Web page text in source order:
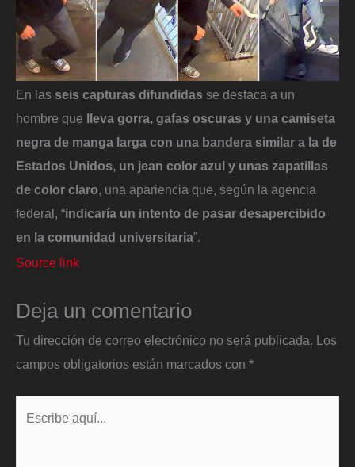
En las seis capturas difundidas se destaca a un
hombre que lleva gorra, gafas oscuras y una camiseta
negra de manga larga con una bandera similar a la de
Estados Unidos, un jean color azul y unas zapatillas
de color claro, una apariencia que, según la agencia
federal, “indicaría un intento de pasar desapercibido
en la comunidad universitaria”.
Source link
Deja un comentario
Tu dirección de correo electrónico no será publicada.
Los
campos obligatorios están marcados con *